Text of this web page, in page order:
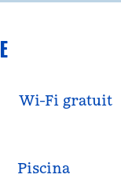
Wi-Fi gratuit
Piscina